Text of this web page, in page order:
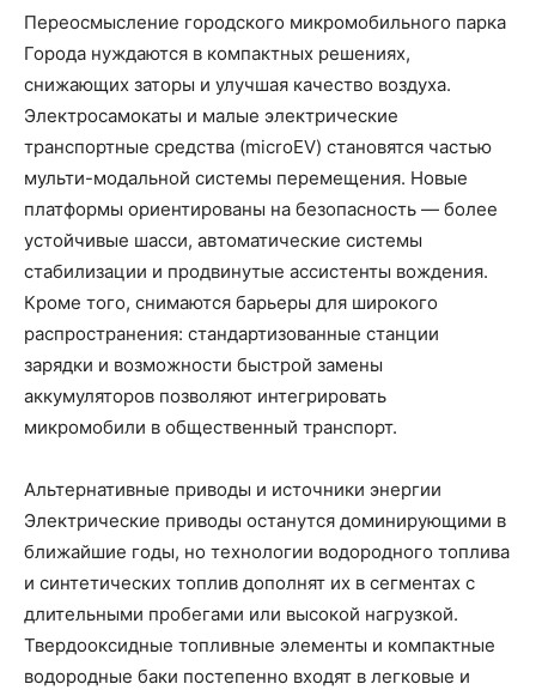
Переосмысление городского микромобильного парка
Города нуждаются в компактных решениях,
снижающих заторы и улучшая качество воздуха.
Электросамокаты и малые электрические
транспортные средства (microEV) становятся частью
мульти-модальной системы перемещения. Новые
платформы ориентированы на безопасность — более
устойчивые шасси, автоматические системы
стабилизации и продвинутые ассистенты вождения.
Кроме того, снимаются барьеры для широкого
распространения: стандартизованные станции
зарядки и возможности быстрой замены
аккумуляторов позволяют интегрировать
микромобили в общественный транспорт.
Альтернативные приводы и источники энергии
Электрические приводы останутся доминирующими в
ближайшие годы, но технологии водородного топлива
и синтетических топлив дополнят их в сегментах с
длительными пробегами или высокой нагрузкой.
Твердооксидные топливные элементы и компактные
водородные баки постепенно входят в легковые и